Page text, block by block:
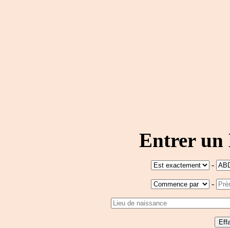
Entrer un
-
-